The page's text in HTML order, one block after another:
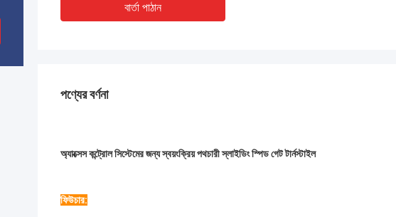
বার্তা পাঠান
পণ্যের বর্ণনা
অ্যাক্সেস কন্ট্রোল সিস্টেমের জন্য স্বয়ংক্রিয় পথচারী স্লাইডিং স্পিড গেট টার্নস্টাইল
ফিউচার: